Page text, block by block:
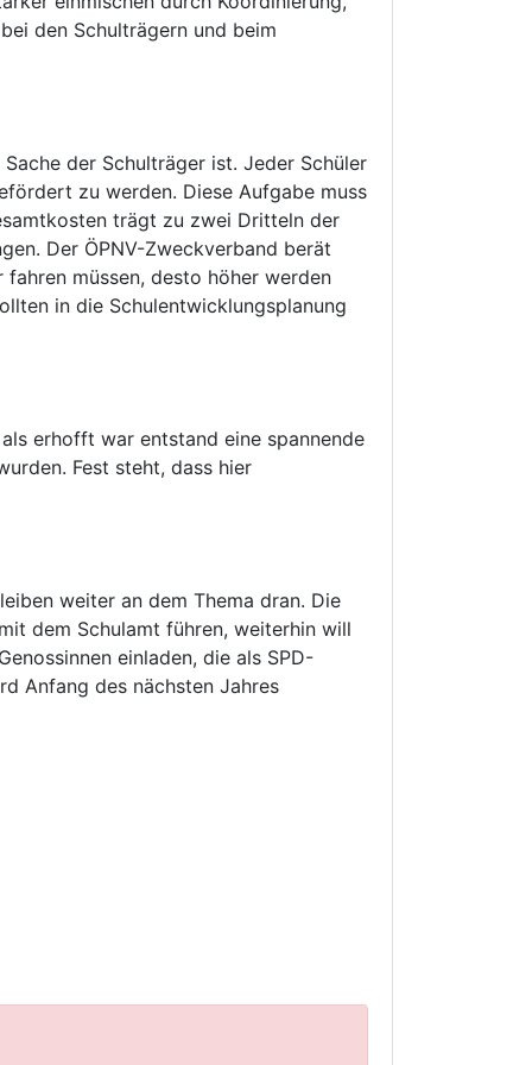
den Schulträgern und beim
der Schulträger ist. Jeder Schüler
zu werden. Diese Aufgabe muss
trägt zu zwei Dritteln der
Der ÖPNV-Zweckverband berät
müssen, desto höher werden
in die Schulentwicklungsplanung
erhofft war entstand eine spannende
Fest steht, dass hier
weiter an dem Thema dran. Die
dem Schulamt führen, weiterhin will
einladen, die als SPD-
Anfang des nächsten Jahres